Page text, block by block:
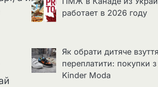
работает в 2026 году
Як обрати дитяче
переплатити: покупки
Kinder Moda